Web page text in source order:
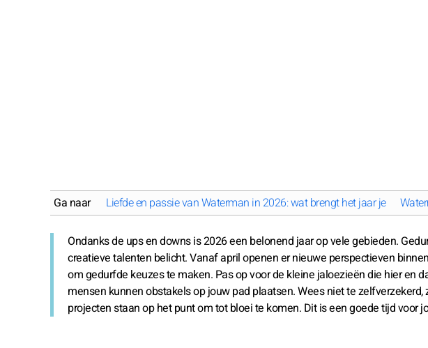
Ga naar Liefde en passie van Waterman in 2026: wat brengt het jaar je
Ondanks de ups en downs is 2026 een belonend jaar op vele gebieden.
creatieve talenten belicht. Vanaf april openen er nieuwe perspectieven
om gedurfde keuzes te maken. Pas op voor de kleine jaloezieën die hier en
mensen kunnen obstakels op jouw pad plaatsen. Wees niet te
projecten staan op het punt om tot bloei te komen. Dit is een goede tijd voor